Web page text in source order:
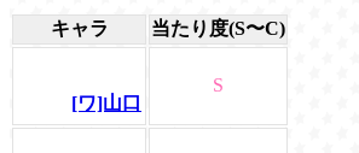
キャラ 当たり度(S〜C)
[ワ]山口
S